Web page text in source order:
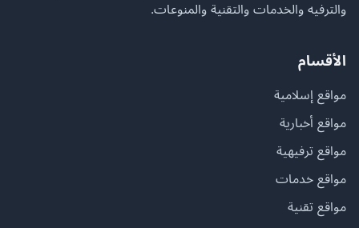
والترفيه والخدمات والتقنية والمنوعات.
الأقسام
مواقع إسلامية
مواقع أخبارية
مواقع ترفيهية
مواقع خدمات
مواقع تقنية